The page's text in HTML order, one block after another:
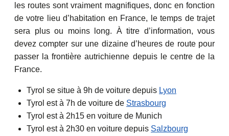
les routes sont vraiment magnifiques, donc en fonction
de votre lieu d’habitation en France, le temps de trajet
sera plus ou moins long. À titre d’information, vous
devez compter sur une dizaine d’heures de route pour
passer la frontière autrichienne depuis le centre de la
France.
Tyrol se situe à 9h de voiture depuis Lyon
Tyrol est à 7h de voiture de Strasbourg
Tyrol est à 2h15 en voiture de Munich
Tyrol est à 2h30 en voiture depuis Salzbourg